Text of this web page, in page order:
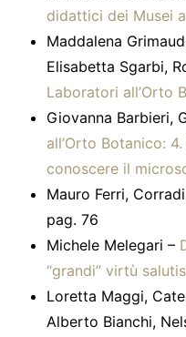
didattici dei Musei
Maddalena
Elisabetta Sgarbi,
Laboratori all’Orto
Giovanna Barbieri,
all’Orto Botanico:
conoscere il
Mauro Ferri,
pag. 76
Michele Melegari –
“grandi” virtù
Loretta Maggi,
Alberto Bianchi,